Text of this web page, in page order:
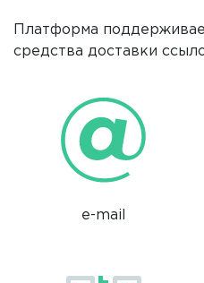
Платформа
средства доставки
e-mail